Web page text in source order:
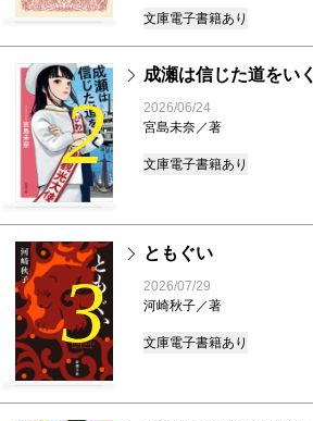
文庫電子書籍あり
2
成瀬は信じた道をいく
2026/06/24
宮島未奈／著
文庫電子書籍あり
3
ともぐい
2026/07/29
河崎秋子／著
文庫電子書籍あり